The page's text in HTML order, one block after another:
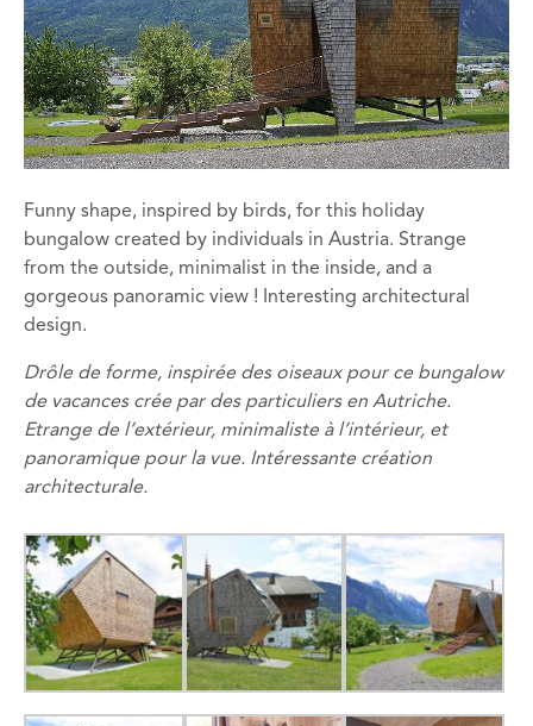
Funny shape, inspired by birds, for this holiday
bungalow created by individuals in Austria. Strange
from the outside, minimalist in the inside, and a
gorgeous panoramic view ! Interesting architectural
design.
Drôle de forme, inspirée des oiseaux pour ce bungalow
de vacances crée par des particuliers en Autriche.
Etrange de l’extérieur, minimaliste à l’intérieur, et
panoramique pour la vue. Intéressante création
architecturale.